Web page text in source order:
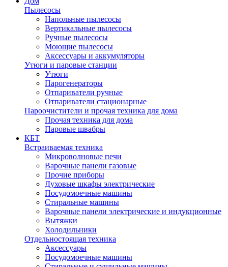
Пылесосы
Напольные пылесосы
Вертикальные пылесосы
Ручные пылесосы
Моющие пылесосы
Аксессуары и аккумуляторы
Утюги и паровые станции
Утюги
Парогенераторы
Отпариватели ручные
Отпариватели стационарные
Пароочистители и прочая техника для дома
Прочая техника для дома
Паровые швабры
КБТ
Встраиваемая техника
Микроволновые печи
Варочные панели газовые
Прочие приборы
Духовые шкафы электрические
Посудомоечные машины
Стиральные машины
Варочные панели электрические и индукционные
Вытяжки
Холодильники
Отдельностоящая техника
Аксессуары
Посудомоечные машины